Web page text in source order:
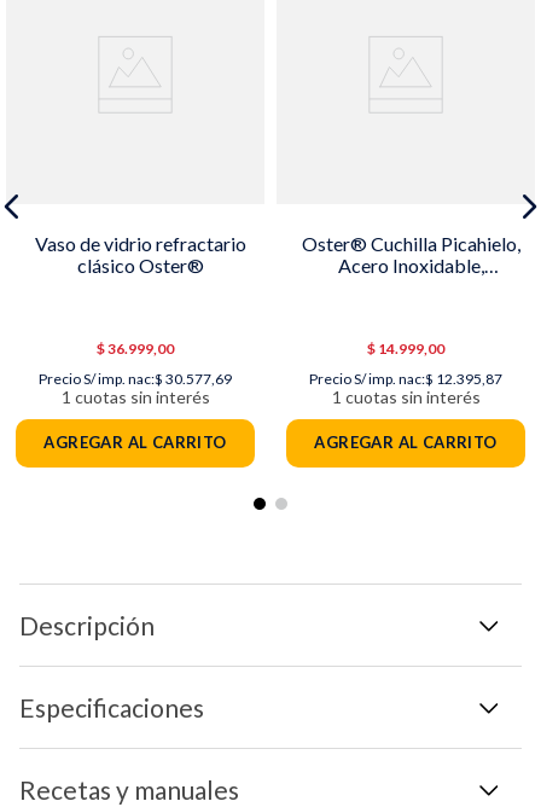
Vaso de vidrio refractario
clásico Oster®
$36.999,00
Precio S/ imp. nac:$ 30.577,69
1 cuotas sin interés
AGREGAR AL CARRITO
Oster® Cuchilla Picahielo,
Acero Inoxidable,
$ 14.999,00
Precio S/ imp. nac:$ 12.395,87
1 cuotas sin interés
AGREGAR AL CARRITO
Descripción
Especificaciones
Recetas y manuales